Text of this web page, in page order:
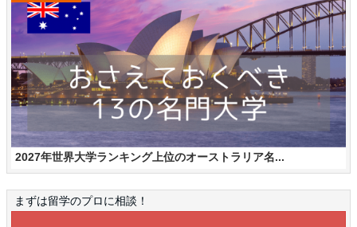
2027年世界大学ランキング上位のオーストラリア名...
まずは留学のプロに相談！